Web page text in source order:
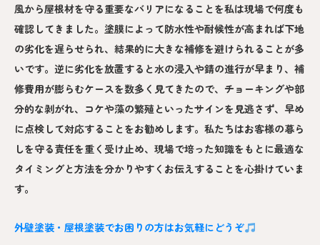
風から屋根材を守る重要なバリアになることを私は現場で何度も
確認してきました。塗膜によって防水性や耐候性が高まれば下地
の劣化を遅らせられ、結果的に大きな補修を避けられることが多
いです。逆に劣化を放置すると水の浸入や錆の進行が早まり、補
修費用が膨らむケースを数多く見てきたので、チョーキングや部
分的な剥がれ、コケや藻の繁殖といったサインを見逃さず、早め
に点検して対応することをお勧めします。私たちはお客様の暮ら
しを守る責任を重く受け止め、現場で培った知識をもとに最適な
タイミングと方法を分かりやすくお伝えすることを心掛けていま
す。
外壁塗装・屋根塗装でお困りの方はお気軽にどうぞ